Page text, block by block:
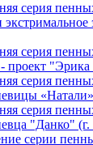
серия
серия
проект
серия
серия
"Данко"
серии